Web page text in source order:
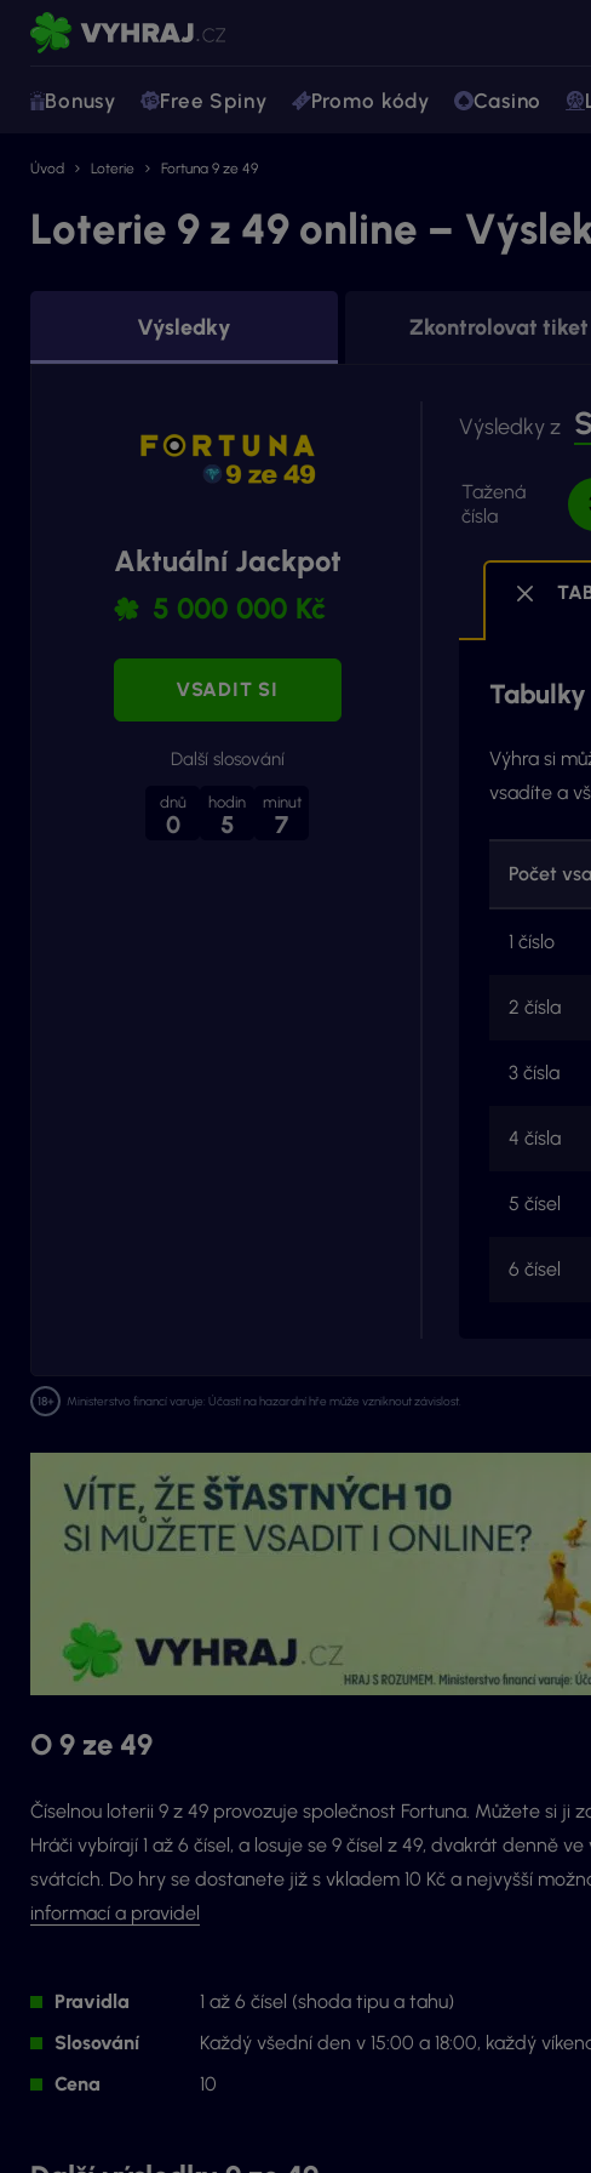
Bonusy Free Spiny Promo kódy Casino
Úvod Loterie Fortuna 9 ze 49
Loterie 9 z 49 online –
Výsledky Zkontrolovat tiket
Aktuální Jackpot
5 000 000 Kč
VSADIT SI
Další slosování
dnů
0
hodin
5
minut
7
Výsledky z
Tažená
čísla
Výhra si
vsadíte a
Počet
1 číslo
2 čísla
3 čísla
4 čísla
5 čísel
6 čísel
Ministerstvo financí varuje: Účastí na hazardní hře může vzniknout závislost.
O 9 ze 49
Číselnou loterii 9 z 49 provozuje společnost Fortuna. Můžete si ji
Hráči vybírají 1 až 6 čísel, a losuje se 9 čísel z 49, dvakrát denně
svátcích. Do hry se dostanete již s vkladem 10 Kč a nejvyšší
informací a pravidel
Pravidla
1 až 6 čísel (shoda tipu a tahu)
Slosování
Každý všední den v 15:00 a 18:00, každý
Cena
10